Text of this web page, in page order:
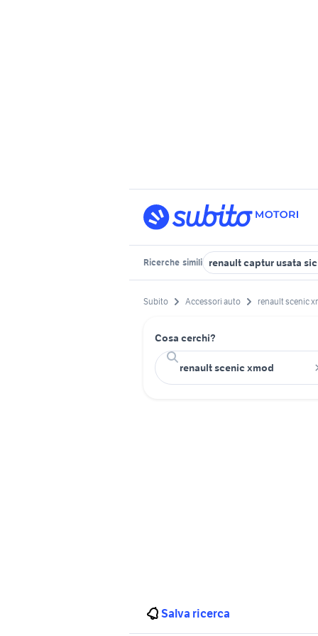
Ricerche simili renault captur usata
Subito Accessori auto renault scenic
Cosa cerchi?
Salva ricerca